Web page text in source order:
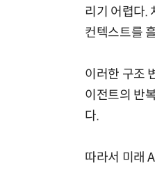
리기 어렵다.
컨텍스트를
이러한 구조
이전트의 반
다.
따라서 미래